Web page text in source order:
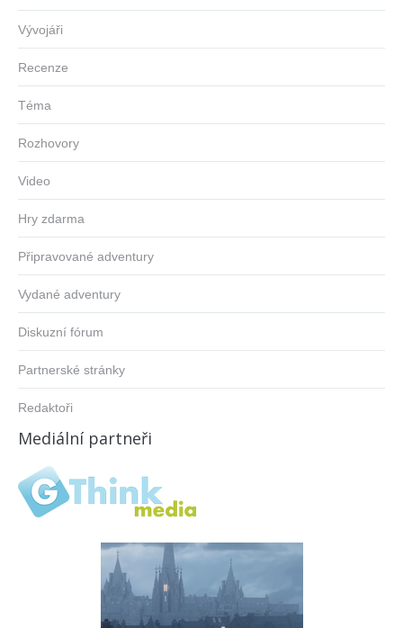
Vývojáři
Recenze
Téma
Rozhovory
Video
Hry zdarma
Připravované adventury
Vydané adventury
Diskuzní fórum
Partnerské stránky
Redaktoři
Mediální partneři